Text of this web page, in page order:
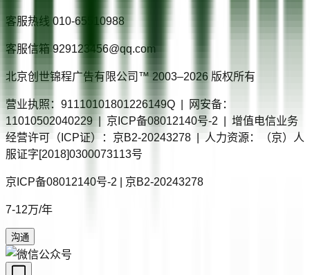
客服热线 010-65510988
客服信箱 929123456@qq.com
北京创世锦程广告有限公司™ 2003–2026 版权所有
营业执照：91110101801226149Q | 网安备：
11010502040229 | 京ICP备08012140号-2 | 增值电信业务
经营许可（ICP证）：京B2-20243278 | 人力资源：（京）人
服证字[2018]0300073113号
京ICP备08012140号-2 | 京B2-20243278
7-12万/年
沟通